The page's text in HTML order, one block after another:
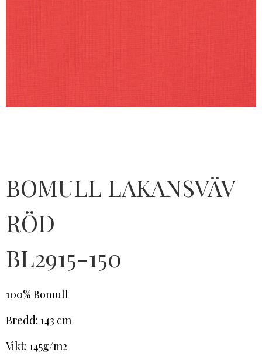
BOMULL LAKANSVÄV
RÖD
BL2915-150
100% Bomull
Bredd: 143 cm
Vikt: 145g/m2